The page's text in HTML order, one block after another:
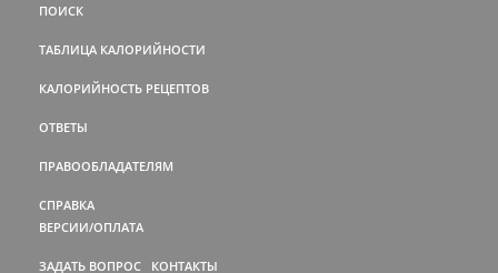
ПОИСК
ТАБЛИЦА КАЛОРИЙНОСТИ
КАЛОРИЙНОСТЬ РЕЦЕПТОВ
ОТВЕТЫ
ПРАВООБЛАДАТЕЛЯМ
СПРАВКА
ВЕРСИИ/ОПЛАТА
ЗАДАТЬ ВОПРОС КОНТАКТЫ